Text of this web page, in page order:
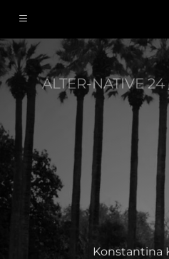
ALTER-NATIVE
Konstantina